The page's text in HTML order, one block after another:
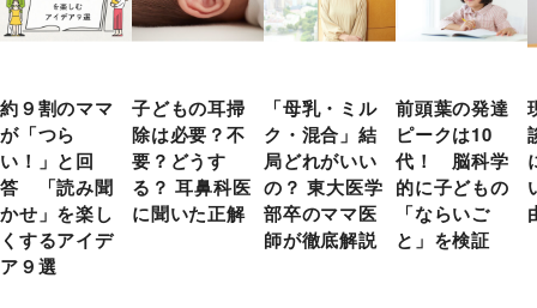
約９割のママ
が「つら
い！」と回
答 「読み聞
かせ」を楽し
くするアイデ
ア９選
子どもの耳掃
除は必要？不
要？どうす
る？ 耳鼻科医
に聞いた正解
「母乳・ミル
ク・混合」結
局どれがいい
の？ 東大医学
部卒のママ医
師が徹底解説
前頭葉の発達
ピークは10
代！ 脳科学
的に子どもの
「ならいご
と」を検証